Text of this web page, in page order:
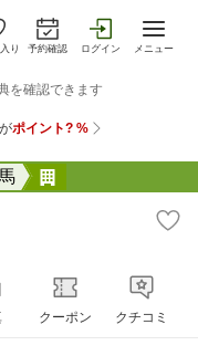
り 予約確認 ログイン メニュー
クーポン クチコミ